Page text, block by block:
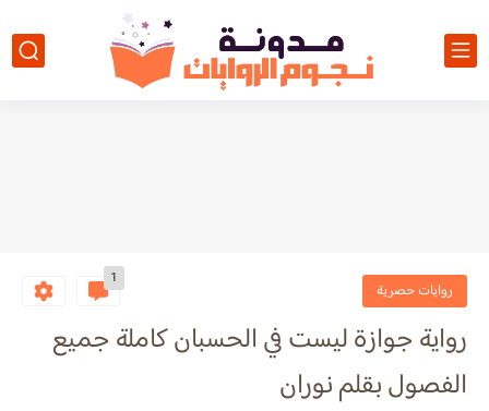
روايات حصرية
1
رواية جوازة ليست في الحسبان كاملة جميع
الفصول بقلم نوران